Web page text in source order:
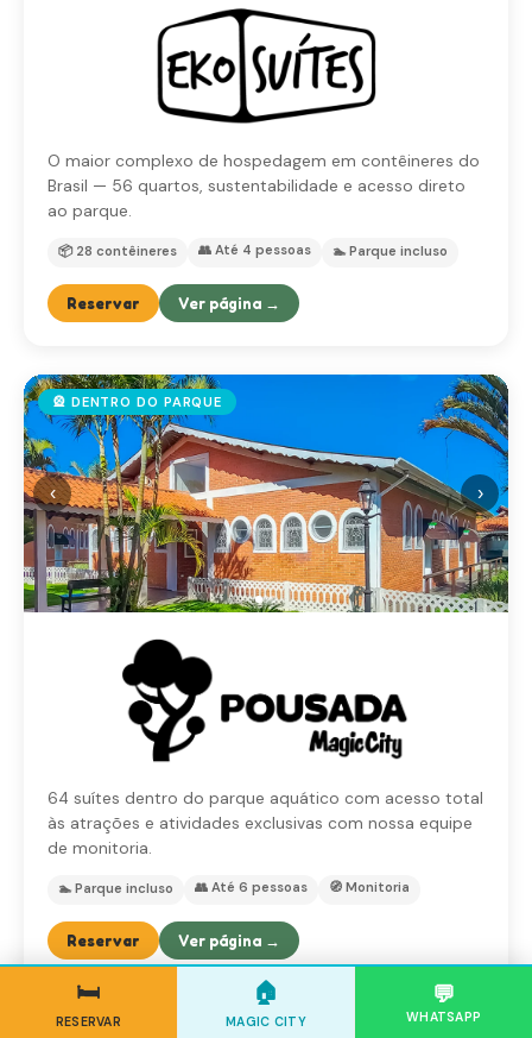
🛏️
RESERVAR
🏠
MAGIC CITY
💬
WHATSAPP
O maior complexo de hospedagem em contêineres do
Brasil — 56 quartos, sustentabilidade e acesso direto
ao parque.
📦 28 contêineres 👥 Até 4 pessoas 🏊 Parque incluso
Reservar Ver página →
‹ ›
🎡 DENTRO DO PARQUE
64 suítes dentro do parque aquático com acesso total
às atrações e atividades exclusivas com nossa equipe
de monitoria.
🏊 Parque incluso 👥 Até 6 pessoas 🧭 Monitoria
Reservar Ver página →